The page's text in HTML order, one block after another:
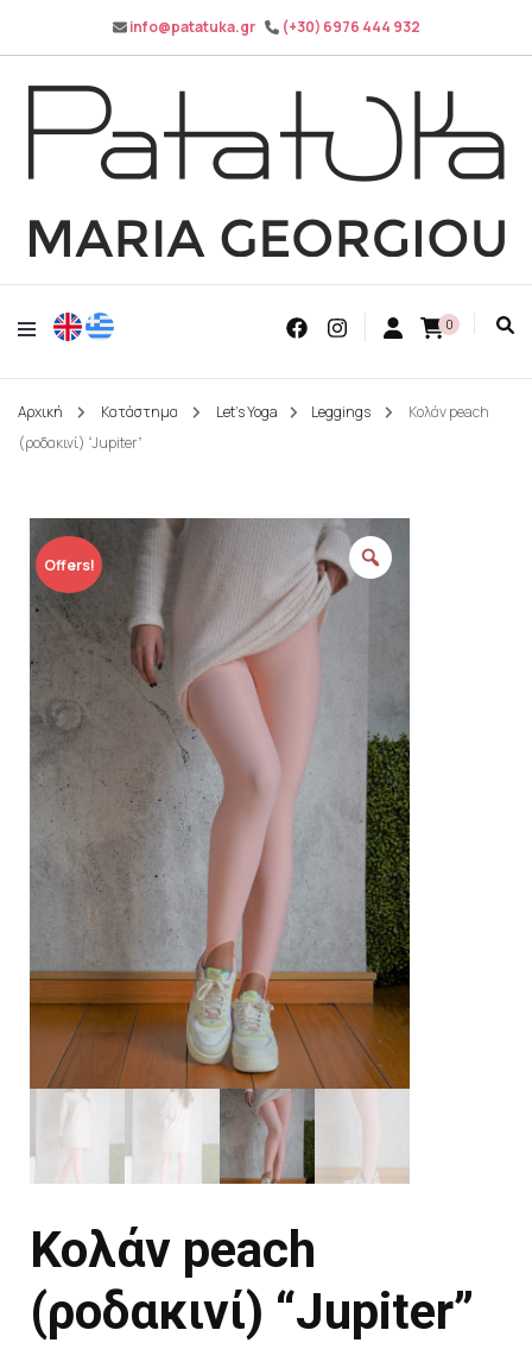
info@patatuka.gr (+30) 6976 444 932
Patatuka
Maria Georgiou
0
Αρχική Κατάστημα Let's Yoga Leggings
Κολάν peach
(ροδακινί) “Jupiter”
Offers!
Κολάν peach
(ροδακινί) “Jupiter”